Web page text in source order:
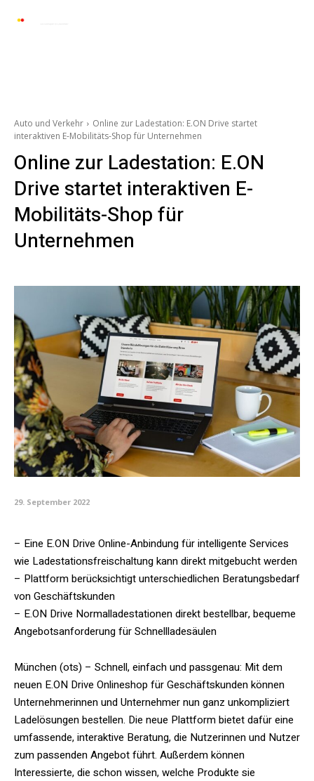
Auto und Verkehr
Online zur Ladestation: E.ON Drive startet
interaktiven E-Mobilitäts-Shop für Unternehmen
Online zur Ladestation: E.ON
Drive startet interaktiven E-
Mobilitäts-Shop für
Unternehmen
29. September 2022
– Eine E.ON Drive Online-Anbindung für intelligente Services
wie Ladestationsfreischaltung kann direkt mitgebucht werden
– Plattform berücksichtigt unterschiedlichen Beratungsbedarf
von Geschäftskunden
– E.ON Drive Normalladestationen direkt bestellbar, bequeme
Angebotsanforderung für Schnellladesäulen
München (ots) – Schnell, einfach und passgenau: Mit dem
neuen E.ON Drive Onlineshop für Geschäftskunden können
Unternehmerinnen und Unternehmer nun ganz unkompliziert
Ladelösungen bestellen. Die neue Plattform bietet dafür eine
umfassende, interaktive Beratung, die Nutzerinnen und Nutzer
zum passenden Angebot führt. Außerdem können
Interessierte, die schon wissen, welche Produkte sie